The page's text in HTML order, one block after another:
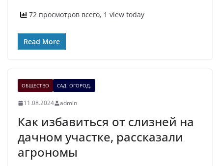
72 просмотров всего, 1 view today
Read More
ОБЩЕСТВО САД. ОГОРОД.
11.08.2024 admin
Как избавиться от слизней на
дачном участке, рассказали
агрономы